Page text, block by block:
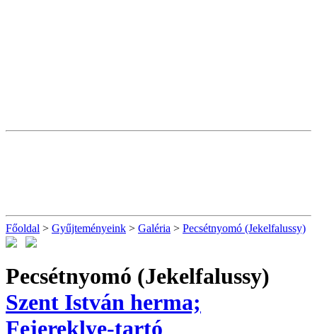
Főoldal > Gyűjteményeink > Galéria > Pecsétnyomó (Jekelfalussy)
Pecsétnyomó (Jekelfalussy)
Szent István herma;
Fejereklye-tartó